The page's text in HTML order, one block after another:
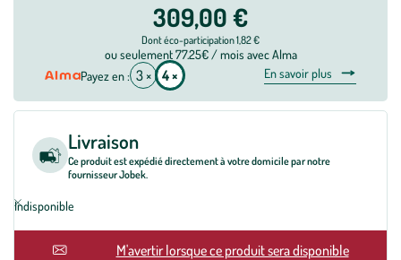
309,00 €
Dont éco-participation 1,82 €
ou seulement 77.25€ / mois avec Alma
Payez en : 3 × 4 × En savoir plus
Livraison
Ce produit est expédié directement à votre domicile par notre
fournisseur Jobek.
Indisponible
En rupture M'avertir lorsque ce produit sera disponible